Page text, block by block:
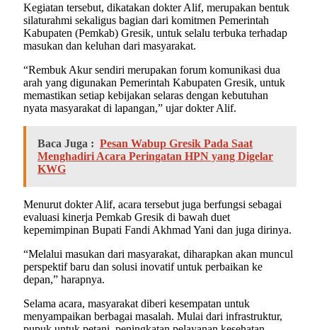
Kegiatan tersebut, dikatakan dokter Alif, merupakan bentuk
silaturahmi sekaligus bagian dari komitmen Pemerintah
Kabupaten (Pemkab) Gresik, untuk selalu terbuka terhadap
masukan dan keluhan dari masyarakat.
“Rembuk Akur sendiri merupakan forum komunikasi dua
arah yang digunakan Pemerintah Kabupaten Gresik, untuk
memastikan setiap kebijakan selaras dengan kebutuhan
nyata masyarakat di lapangan,” ujar dokter Alif.
Baca Juga : Pesan Wabup Gresik Pada Saat
Menghadiri Acara Peringatan HPN yang Digelar
KWG
Menurut dokter Alif, acara tersebut juga berfungsi sebagai
evaluasi kinerja Pemkab Gresik di bawah duet
kepemimpinan Bupati Fandi Akhmad Yani dan juga dirinya.
“Melalui masukan dari masyarakat, diharapkan akan muncul
perspektif baru dan solusi inovatif untuk perbaikan ke
depan,” harapnya.
Selama acara, masyarakat diberi kesempatan untuk
menyampaikan berbagai masalah. Mulai dari infrastruktur,